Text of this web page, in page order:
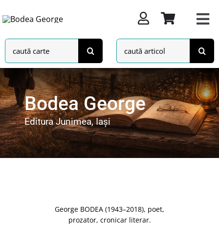
to
Search
for:
Search
for:
Bodea George
Editura Junimea, Iași
George BODEA (1943–2018), poet,
prozator, cronicar literar.